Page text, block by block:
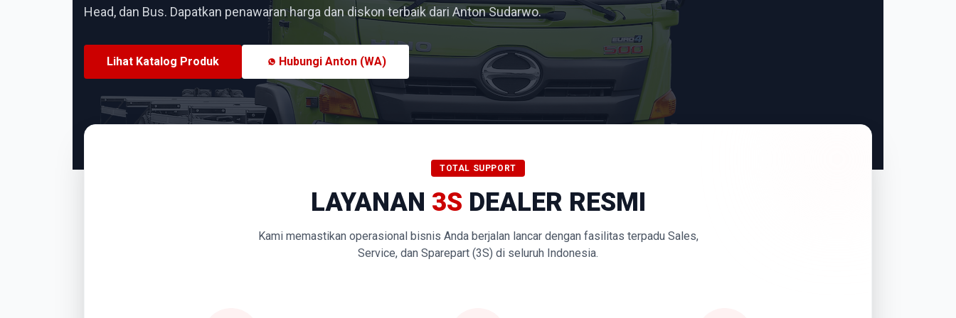
Head, dan Bus. Dapatkan penawaran harga dan diskon terbaik dari Anton Sudarwo.
Lihat Katalog Produk Hubungi Anton (WA)
TOTAL SUPPORT
LAYANAN 3S DEALER RESMI
Kami memastikan operasional bisnis Anda berjalan lancar dengan fasilitas terpadu Sales,
Service, dan Sparepart (3S) di seluruh Indonesia.